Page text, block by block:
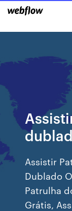
Assistir
Dublado
Patrulha
Grátis,